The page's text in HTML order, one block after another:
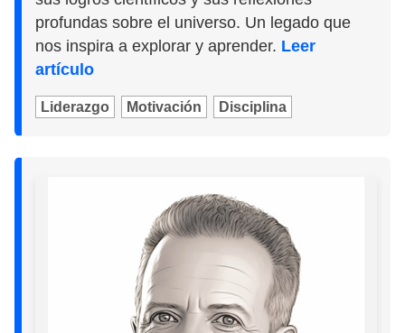
profundas sobre el universo. Un legado que
nos inspira a explorar y aprender. Leer
artículo
Liderazgo Motivación Disciplina